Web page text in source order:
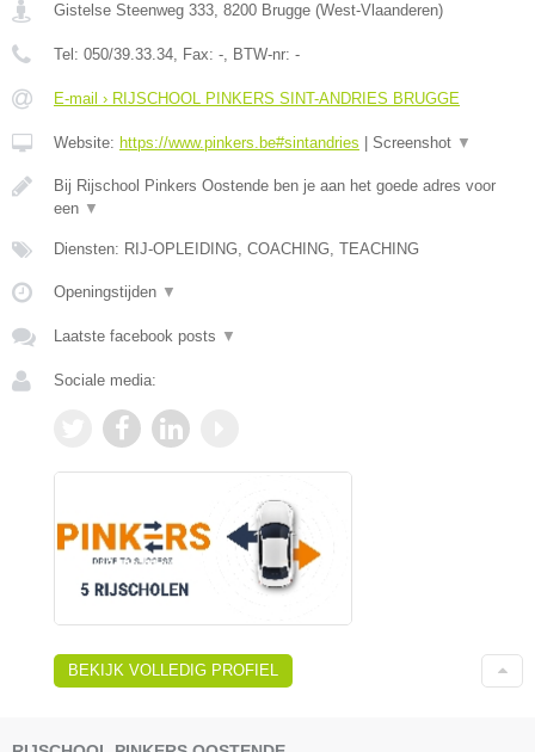
Gistelse Steenweg 333, 8200 Brugge (West-Vlaanderen)
Tel: 050/39.33.34, Fax: -, BTW-nr: -
E-mail › RIJSCHOOL PINKERS SINT-ANDRIES BRUGGE
Website: https://www.pinkers.be#sintandries Screenshot ▼
Bij Rijschool Pinkers Oostende ben je aan het goede adres voor
een ▼
Diensten: RIJ-OPLEIDING, COACHING, TEACHING
Openingstijden ▼
Laatste facebook posts ▼
Sociale media:
BEKIJK VOLLEDIG PROFIEL